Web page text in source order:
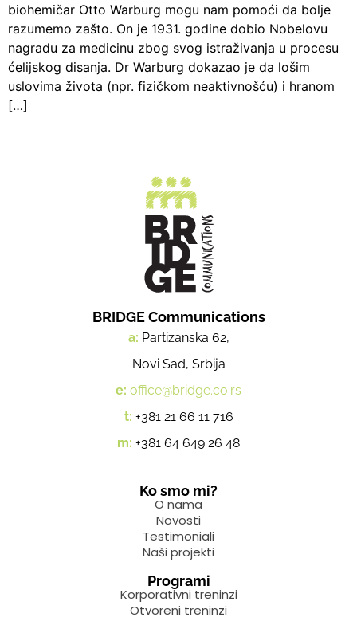
biohemičar Otto Warburg mogu nam pomoći da bolje
razumemo zašto. On je 1931. godine dobio Nobelovu
nagradu za medicinu zbog svog istraživanja u procesu
ćelijskog disanja. Dr Warburg dokazao je da lošim
uslovima života (npr. fizičkom neaktivnošću) i hranom
[…]
BRIDGE Communications
a: Partizanska 62,
Novi Sad, Srbija
e: office@bridge.co.rs
t: +381 21 66 11 716
m: +381 64 649 26 48
Ko smo mi?
O nama
Novosti
Testimoniali
Naši projekti
Programi
Korporativni treninzi
Otvoreni treninzi